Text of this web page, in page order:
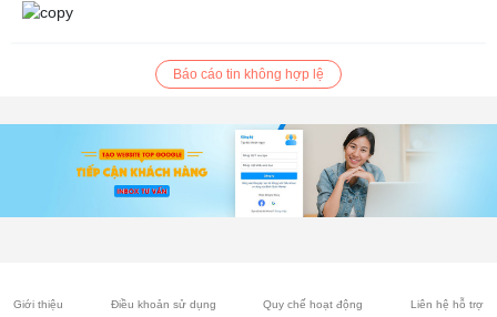
Báo cáo tin không hợp lệ
Giới thiệu Điều khoản sử dụng Quy chế hoạt động Liên hệ hỗ trợ